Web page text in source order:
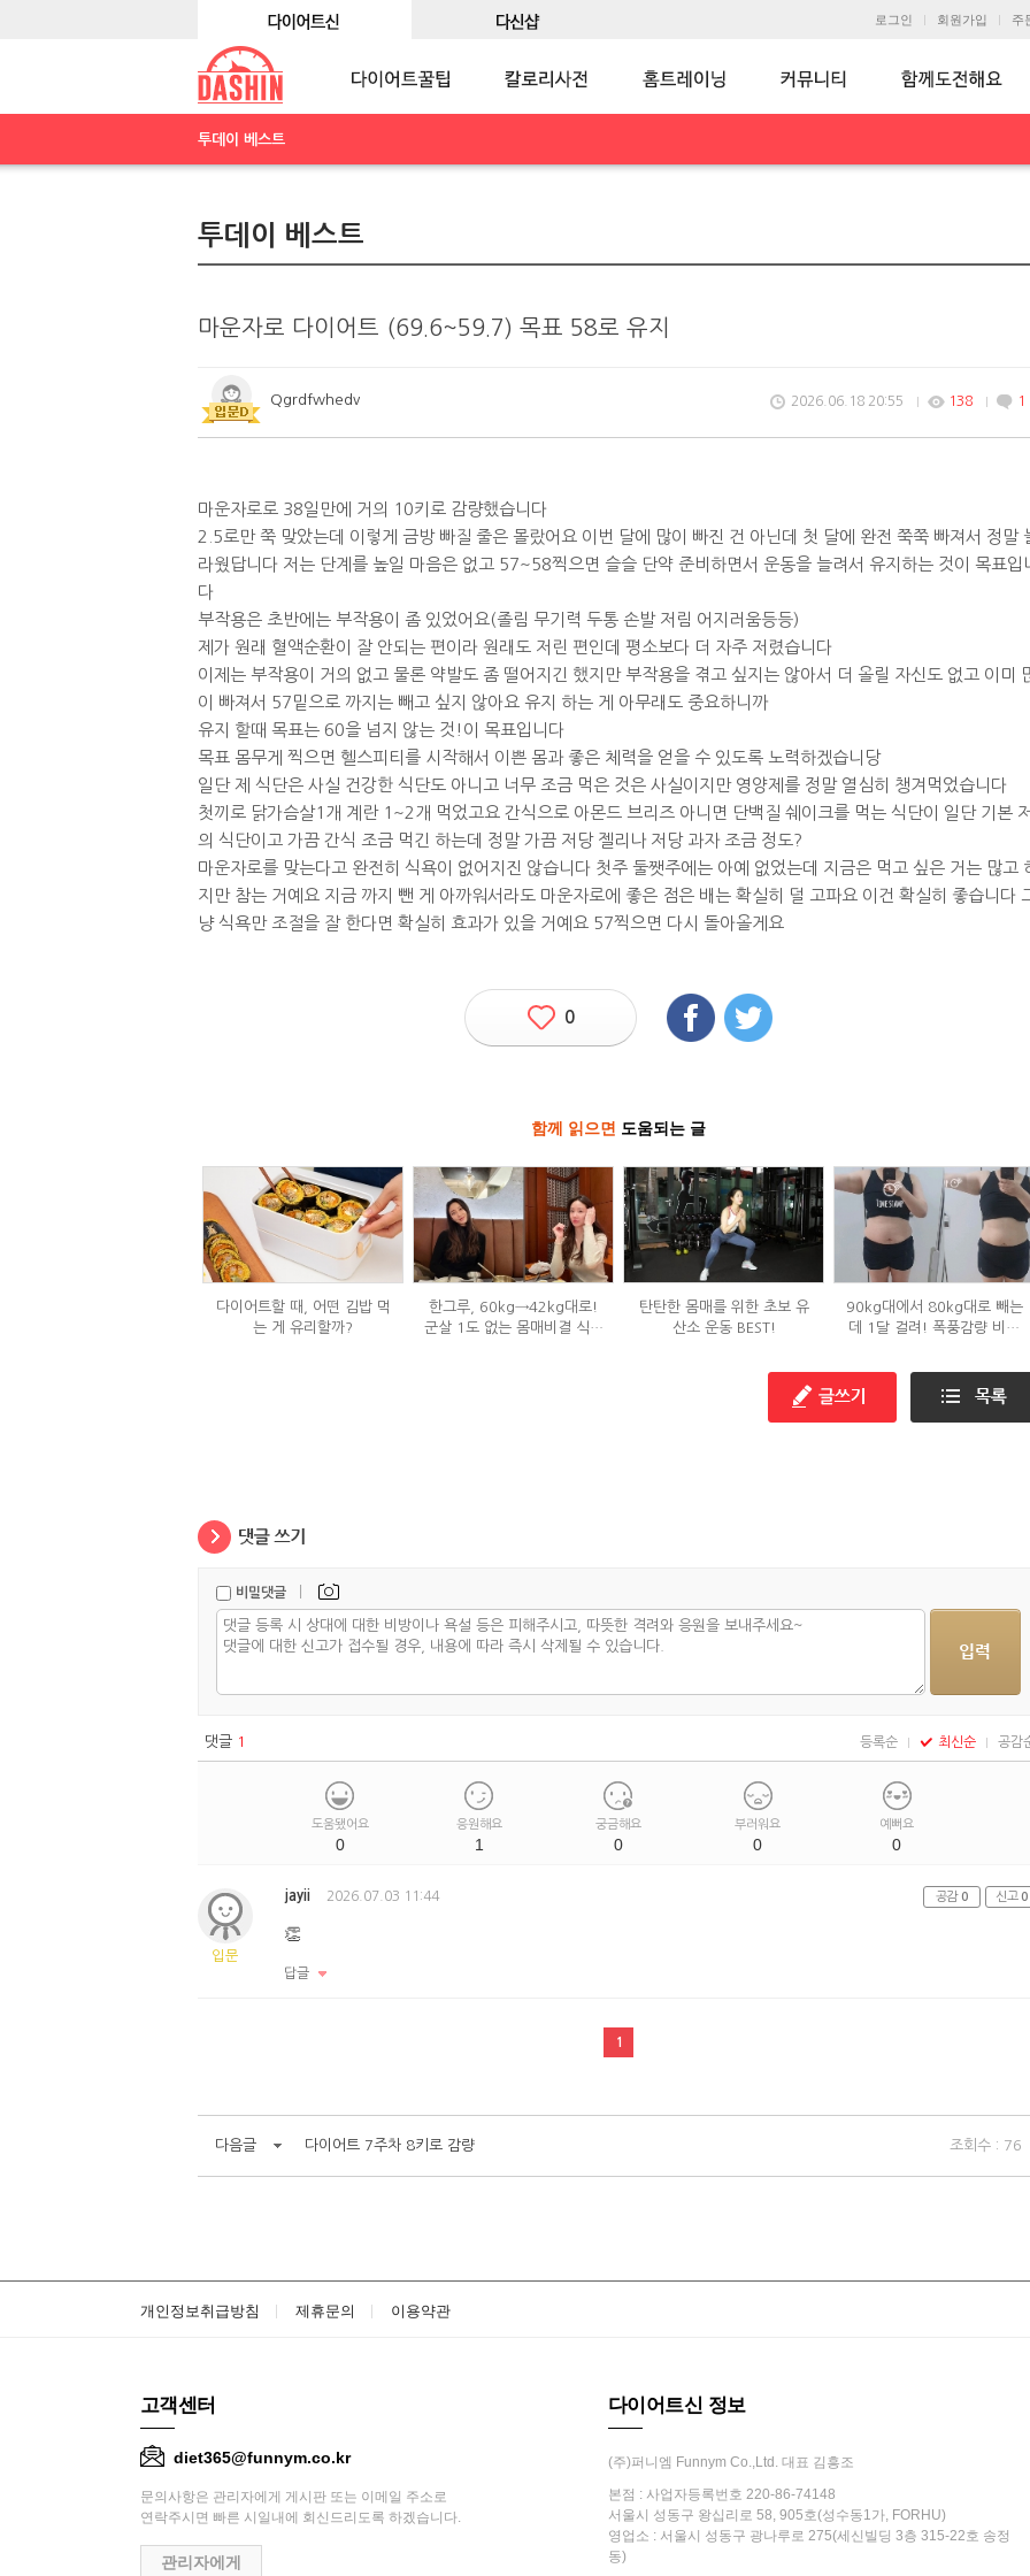
로그인 회원가입 주
투데이 베스트
투데이 베스트
마운자로 다이어트 (69.6~59.7) 목표 58로 유지
Qgrdfwhedv 2026.06.18 20:55 138 1
마운자로로 38일만에 거의 10키로 감량했습니다
2.5로만 쭉 맞았는데 이렇게 금방 빠질 줄은 몰랐어요 이번 달에 많이 빠진 건 아닌데 첫 달에 완전 쭉쭉 빠져서 정말
라웠답니다 저는 단계를 높일 마음은 없고 57~58찍으면 슬슬 단약 준비하면서 운동을 늘려서 유지하는 것이 목표입
다
부작용은 초반에는 부작용이 좀 있었어요(졸림 무기력 두통 손발 저림 어지러움등등)
제가 원래 혈액순환이 잘 안되는 편이라 원래도 저린 편인데 평소보다 더 자주 저렸습니다
이제는 부작용이 거의 없고 물론 약발도 좀 떨어지긴 했지만 부작용을 겪고 싶지는 않아서 더 올릴 자신도 없고 이미
이 빠져서 57밑으로 까지는 빼고 싶지 않아요 유지 하는 게 아무래도 중요하니까
유지 할때 목표는 60을 넘지 않는 것!이 목표입니다
목표 몸무게 찍으면 헬스피티를 시작해서 이쁜 몸과 좋은 체력을 얻을 수 있도록 노력하겠습니당
일단 제 식단은 사실 건강한 식단도 아니고 너무 조금 먹은 것은 사실이지만 영양제를 정말 열심히 챙겨먹었습니다
첫끼로 닭가슴살1개 계란 1~2개 먹었고요 간식으로 아몬드 브리즈 아니면 단백질 쉐이크를 먹는 식단이 일단 기본
의 식단이고 가끔 간식 조금 먹긴 하는데 정말 가끔 저당 젤리나 저당 과자 조금 정도?
마운자로를 맞는다고 완전히 식욕이 없어지진 않습니다 첫주 둘쨋주에는 아예 없었는데 지금은 먹고 싶은 거는 많고
지만 참는 거예요 지금 까지 뺀 게 아까워서라도 마운자로에 좋은 점은 배는 확실히 덜 고파요 이건 확실히 좋습니다
냥 식욕만 조절을 잘 한다면 확실히 효과가 있을 거예요 57찍으면 다시 돌아올게요
0
함께 읽으면 도움되는 글
다이어트할 때, 어떤 김밥 먹
는 게 유리할까?
한그루, 60kg→42kg대로!
군살 1도 없는 몸매비결 식단
탄탄한 몸매를 위한 초보 유
산소 운동 BEST!
90kg대에서 80kg대로 빼는
데 1달 걸려! 폭풍감량 비결
비밀댓글 |
댓글 1 등록순 최신순 공감
도움됐어요
0
응원해요
1
궁금해요
0
부러워요
0
예뻐요
0
입문
jayii 2026.07.03 11:44
👏
답글
공감 0 신고 0
1
다음글 다이어트 7주차 8키로 감량 조회수 : 76
개인정보취급방침 제휴문의 이용약관
고객센터
diet365@funnym.co.kr
문의사항은 관리자에게 게시판 또는 이메일 주소로
연락주시면 빠른 시일내에 회신드리도록 하겠습니다.
관리자에게
다이어트신 정보
(주)퍼니엠 Funnym Co.,Ltd. 대표 김흥조
본점 : 사업자등록번호 220-86-74148
서울시 성동구 왕십리로 58, 905호(성수동1가, FORHU)
영업소 : 서울시 성동구 광나루로 275(세신빌딩 3층 315-22호 송정
동)